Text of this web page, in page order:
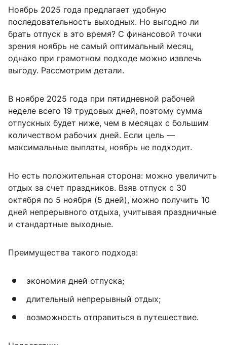
Ноябрь 2025 года предлагает удобную
последовательность выходных. Но выгодно ли
брать отпуск в это время? С финансовой точки
зрения ноябрь не самый оптимальный месяц,
однако при грамотном подходе можно извлечь
выгоду. Рассмотрим детали.
В ноябре 2025 года при пятидневной рабочей
неделе всего 19 трудовых дней, поэтому сумма
отпускных будет ниже, чем в месяцах с большим
количеством рабочих дней. Если цель —
максимальные выплаты, ноябрь не подходит.
Но есть положительная сторона: можно увеличить
отдых за счет праздников. Взяв отпуск с 30
октября по 5 ноября (5 дней), можно получить 10
дней непрерывного отдыха, учитывая праздничные
и стандартные выходные.
Преимущества такого подхода:
экономия дней отпуска;
длительный непрерывный отдых;
возможность отправиться в путешествие.